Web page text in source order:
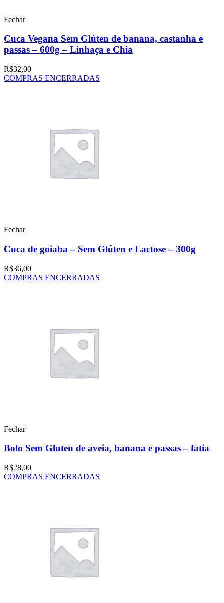
Fechar
Cuca Vegana Sem Glúten de banana, castanha e
passas – 600g – Linhaça e Chia
R$32,00
COMPRAS ENCERRADAS
Fechar
Cuca de goiaba – Sem Glúten e Lactose – 300g
R$36,00
COMPRAS ENCERRADAS
Fechar
Bolo Sem Gluten de aveia, banana e passas – fatia
R$28,00
COMPRAS ENCERRADAS